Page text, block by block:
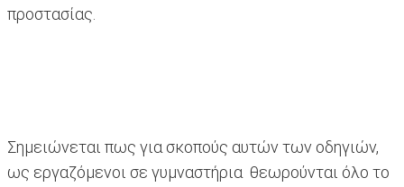
προστασίας.
Σημειώνεται πως για σκοπούς αυτών των οδηγιών,
ως εργαζόμενοι σε γυμναστήρια θεωρούνται όλο το